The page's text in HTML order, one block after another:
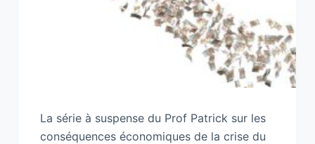
La série à suspense du Prof Patrick sur les
conséquences économiques de la crise du